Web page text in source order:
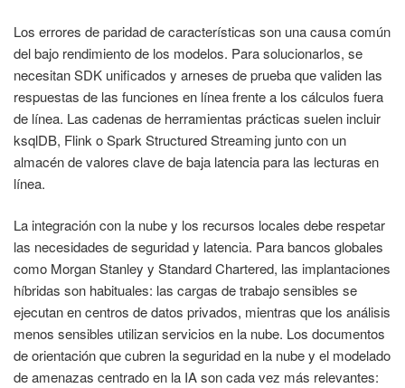
Los errores de paridad de características son una causa común
del bajo rendimiento de los modelos. Para solucionarlos, se
necesitan SDK unificados y arneses de prueba que validen las
respuestas de las funciones en línea frente a los cálculos fuera
de línea. Las cadenas de herramientas prácticas suelen incluir
ksqlDB, Flink o Spark Structured Streaming junto con un
almacén de valores clave de baja latencia para las lecturas en
línea.
La integración con la nube y los recursos locales debe respetar
las necesidades de seguridad y latencia. Para bancos globales
como Morgan Stanley y Standard Chartered, las implantaciones
híbridas son habituales: las cargas de trabajo sensibles se
ejecutan en centros de datos privados, mientras que los análisis
menos sensibles utilizan servicios en la nube. Los documentos
de orientación que cubren la seguridad en la nube y el modelado
de amenazas centrado en la IA son cada vez más relevantes: